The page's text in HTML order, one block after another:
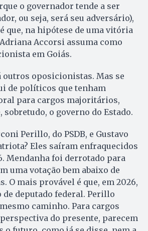
o governador tende a ser
ou seja, será seu adversário),
que, na hipótese de uma vitória
Accorsi assuma como
em Goiás.
outros oposicionistas. Mas se
de políticos que tenham
para cargos majoritários,
sobretudo, o governo do Estado.
Perillo, do PSDB, e Gustavo
Eles saíram enfraquecidos
Mendanha foi derrotado para
uma votação bem abaixo de
O mais provável é que, em 2026,
de deputado federal. Perillo
caminho. Para cargos
do presente, parecem